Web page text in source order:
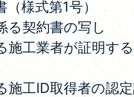
様式第1号）
る契約書の写し
施工業者が証明す
施工ID取得者の認